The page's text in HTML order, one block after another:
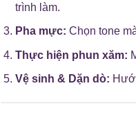
trình làm.
Pha mực: Chọn tone
Thực hiện phun xăm:
Vệ sinh & Dặn dò: